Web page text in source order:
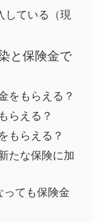
ている（現
と保険金で
をもらえる？
らえる？
もらえる？
たな保険に加
っても保険金